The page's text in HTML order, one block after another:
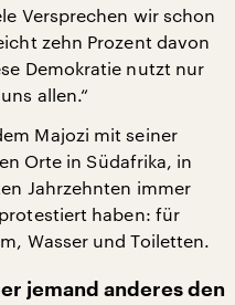
Versprechen wir schon
zehn Prozent davon
Demokratie nutzt nur
allen.“
Majozi mit seiner
Orte in Südafrika, in
Jahrzehnten immer
haben: für
Wasser und Toiletten.
jemand anderes den